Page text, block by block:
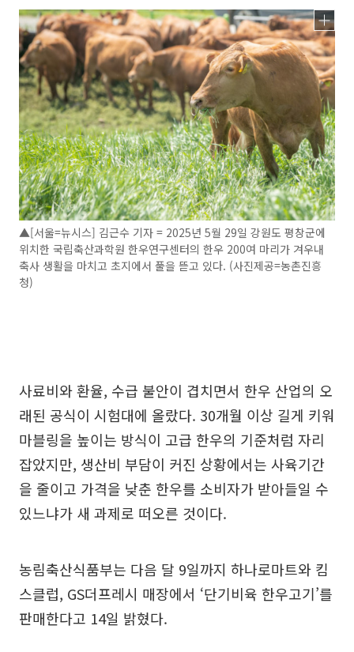
▲[서울=뉴시스] 김근수 기자 = 2025년 5월 29일 강원도 평창군에
위치한 국립축산과학원 한우연구센터의 한우 200여 마리가 겨우내
축사 생활을 마치고 초지에서 풀을 뜯고 있다. (사진제공=농촌진흥
청)
사료비와 환율, 수급 불안이 겹치면서 한우 산업의 오
래된 공식이 시험대에 올랐다. 30개월 이상 길게 키워
마블링을 높이는 방식이 고급 한우의 기준처럼 자리
잡았지만, 생산비 부담이 커진 상황에서는 사육기간
을 줄이고 가격을 낮춘 한우를 소비자가 받아들일 수
있느냐가 새 과제로 떠오른 것이다.
농림축산식품부는 다음 달 9일까지 하나로마트와 킴
스클럽, GS더프레시 매장에서 ‘단기비육 한우고기’를
판매한다고 14일 밝혔다.